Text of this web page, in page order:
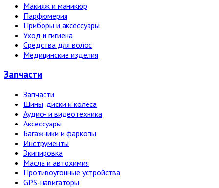
Макияж и маникюр
Парфюмерия
Приборы и аксессуары
Уход и гигиена
Средства для волос
Медицинские изделия
Запчасти
Запчасти
Шины, диски и колёса
Аудио- и видеотехника
Аксессуары
Багажники и фаркопы
Инструменты
Экипировка
Масла и автохимия
Противоугонные устройства
GPS-навигаторы